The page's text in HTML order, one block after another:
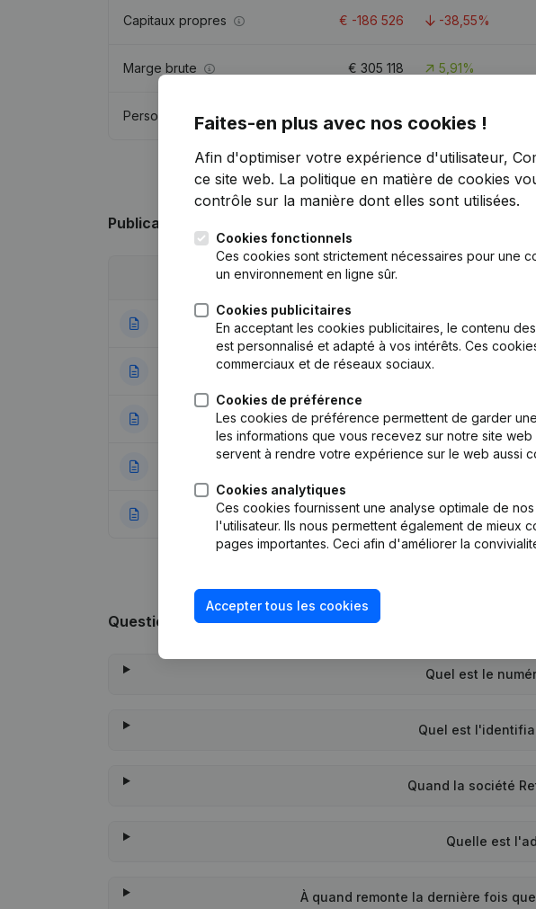
Capitaux propres € -186 526 -38,55%
Marge brute € 305 118 5,91%
Personnel
Publications
Publication
23-03-2026 Demissions - Nominations(NL)
07-05-2025 Siège Social(NL)
10-04-2025 Demissions - Nominations(NL)
Demissions - Nominations
27-11-2020 Statuts (Traduction, Coordination,
Questions fréquemment posées
Quel est le
Quel est
Quand la société
Quelle est
À quand remonte la dernière fois
Faites-en plus avec nos cookies !
Afin d'optimiser votre expérience d'utilisateur,
ce site web. La politique en matière de cookies
contrôle sur la manière dont elles sont utilisées.
Cookies fonctionnels
Ces cookies sont strictement nécessaires pour une
un environnement en ligne sûr.
Cookies publicitaires
En acceptant les cookies publicitaires, le contenu
est personnalisé et adapté à vos intérêts. Ces
commerciaux et de réseaux sociaux.
Cookies de préférence
Les cookies de préférence permettent de garder
les informations que vous recevez sur notre site
servent à rendre votre expérience sur le web aussi
Cookies analytiques
Ces cookies fournissent une analyse optimale de
l'utilisateur. Ils nous permettent également de mieux
pages importantes. Ceci afin d'améliorer la
Accepter tous les cookies